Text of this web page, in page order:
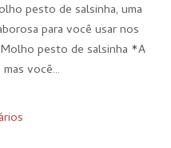
pesto de salsinha, uma
para você usar nos
pesto de salsinha *A
você…